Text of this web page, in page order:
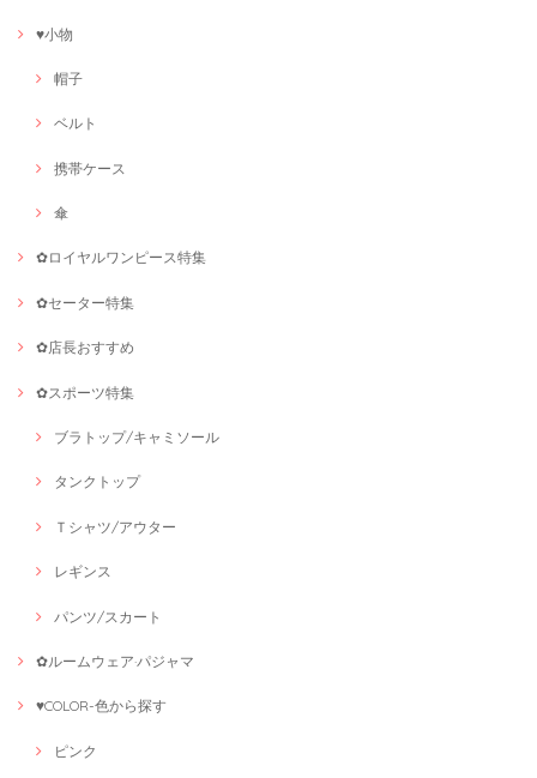
♥小物
帽子
ベルト
携帯ケース
傘
✿ロイヤルワンピース特集
✿セーター特集
✿店長おすすめ
✿スポーツ特集
ブラトップ/キャミソール
タンクトップ
Ｔシャツ/アウター
レギンス
パンツ/スカート
✿ルームウェア·パジャマ
♥COLOR-色から探す
ピンク